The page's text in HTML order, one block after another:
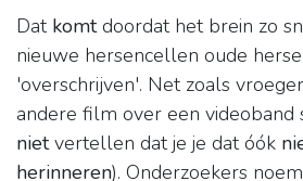
Dat komtdoordat het brein zo
nieuwe hersencellen oude
'overschrijven'. Net zoals
andere film over een videoband
nietvertellen dat je je dat óók
herinneren). Onderzoekers